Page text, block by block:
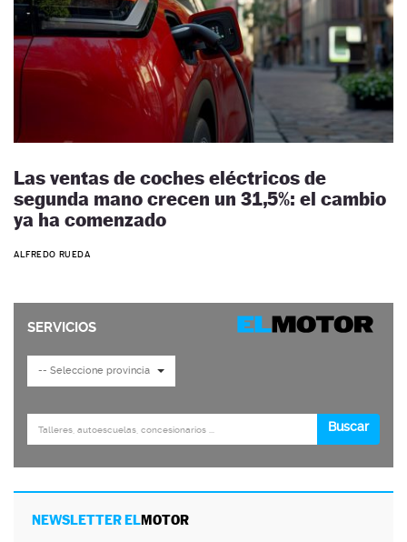
Las ventas de coches eléctricos de
segunda mano crecen un 31,5%: el cambio
ya ha comenzado
ALFREDO RUEDA
NEWSLETTER ELMOTOR